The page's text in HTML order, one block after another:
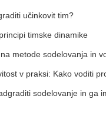
učinkovit tim?
timske dinamike
metode sodelovanja in
v praksi: Kako voditi
sodelovanje in ga